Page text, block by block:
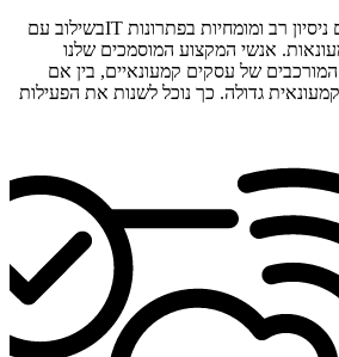
בטוזלי מערכות אנו מביאים ניסיון רב ומומחיות בפתרונות ITבשילוב עם
אנשי המקצוע המוסמכים שלנו
בקיאים היטב בצרכי ה-IT המורכבים של עסקים קמעונאיים, בין אם
גדולה. כך נוכל לשנות את הפעילות